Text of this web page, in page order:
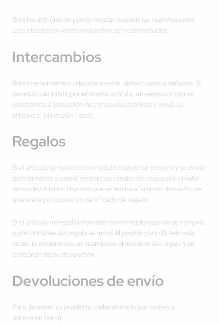
Solo los artículos de precio regular pueden ser reembolsados.
Los artículos en venta no pueden ser reembolsados.
Intercambios
Solo reemplazamos artículos si están defectuosos o dañados. Si
necesita cambiarlo por el mismo artículo, envíenos un correo
electrónico a {dirección de correo electrónico} y envíe su
artículo a: {dirección física}.
Regalos
Si el artículo se marcó como regalo cuando se compró y se envió
directamente a usted, recibirá un crédito de regalo por el valor
de su devolución. Una vez que se reciba el artículo devuelto, se
le enviará por correo un certificado de regalo.
Si el artículo no estaba marcado como regalo cuando se compró,
o si el donante del regalo se envió el pedido para dárselo más
tarde, le enviaremos un reembolso al donante del regalo y se
enterarán de su devolución.
Devoluciones de envío
Para devolver su producto, debe enviarlo por correo a:
{dirección física}.